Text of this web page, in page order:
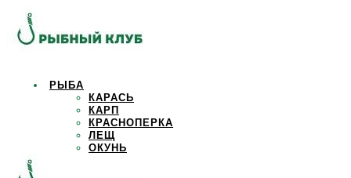
РЫБА
КАРАСЬ
КАРП
КРАСНОПЕРКА
ЛЕЩ
ОКУНЬ